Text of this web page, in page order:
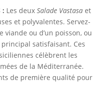
: Les deux Salade Vastasaet
et polyvalentes. Servez-
viande ou d’un poisson, ou
satisfaisant. Ces
célèbrent les
de la Méditerranée.
de première qualité pour